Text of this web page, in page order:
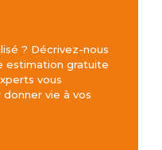
? Décrivez-nous
estimation gratuite
vous
vie à vos